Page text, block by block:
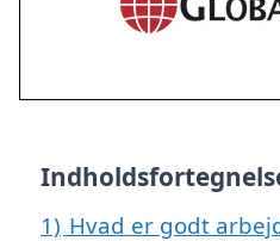
1) Hvad er godt